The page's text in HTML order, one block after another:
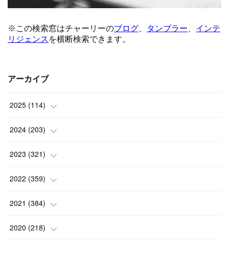
アーカイブ
2025 (114)
(1)
(8)
(6)
(9 )
( 5 )
2024 (203)
(24)
(10)
(18)
(17)
2023 (321)
(25)
(17)
(35)
2022 (359)
(42)
(37)
2021 (384)
(9)
2020 (218)